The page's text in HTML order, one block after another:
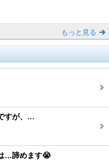
もっと見る
すが、…
…諦めます😭